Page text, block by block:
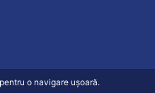
o navigare ușoară.